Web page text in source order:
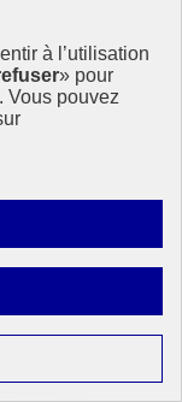
à l’utilisation
» pour
Vous pouvez
de dialogue entre la
des territoires de